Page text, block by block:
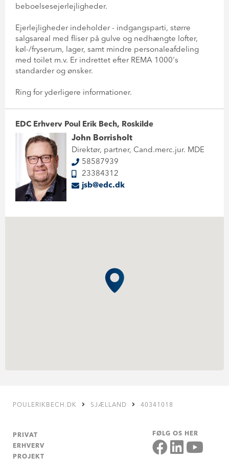
beboelsesejerlejligheder.
Ejerlejligheder indeholder - indgangsparti, større
salgsareal med fliser på gulve og nedhængte lofter,
køl-/fryserum, lager, samt mindre personaleafdeling
med toilet m.v. Er indrettet efter REMA 1000's
standarder og ønsker.
Ring for yderligere informationer.
EDC Erhverv Poul Erik Bech, Roskilde
John Borrisholt
Direktør, partner, Cand.merc.jur. MDE
58587939
23384312
jsb@edc.dk
POULERIKBECH.DK SJÆLLAND 40341018
PRIVAT
ERHVERV
PROJEKT
FØLG OS HER